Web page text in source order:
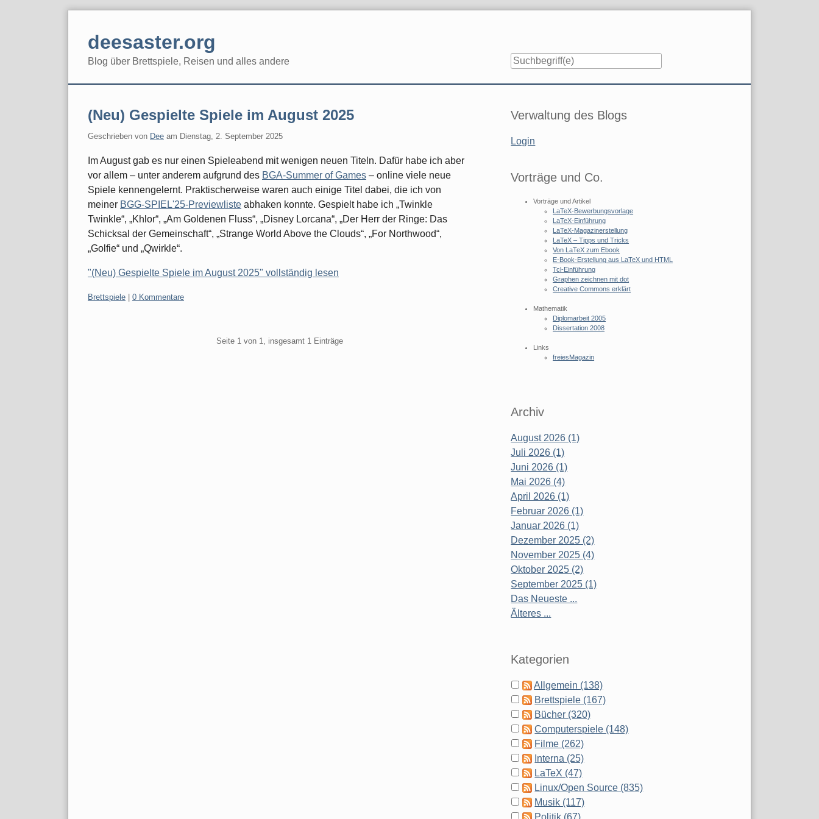
deesaster.org
Blog über Brettspiele, Reisen und alles andere
(Neu) Gespielte Spiele im August 2025
Geschrieben von Dee am Dienstag, 2. September 2025
Im August gab es nur einen Spieleabend mit wenigen neuen Titeln. Dafür habe ich aber
vor allem – unter anderem aufgrund des BGA-Summer of Games – online viele neue
Spiele kennengelernt. Praktischerweise waren auch einige Titel dabei, die ich von
meiner BGG-SPIEL'25-Previewliste abhaken konnte. Gespielt habe ich „Twinkle
Twinkle“, „Khlor“, „Am Goldenen Fluss“, „Disney Lorcana“, „Der Herr der Ringe: Das
Schicksal der Gemeinschaft“, „Strange World Above the Clouds“, „For Northwood“,
„Golfie“ und „Qwirkle“.
"(Neu) Gespielte Spiele im August 2025" vollständig lesen
Kategorien:
Brettspiele | 0 Kommentare
Seite 1 von 1, insgesamt 1 Einträge
Seitenleiste
Verwaltung des Blogs
Login
Vorträge und Co.
Vorträge und Artikel
LaTeX-Bewerbungsvorlage
LaTeX-Einführung
LaTeX-Magazinerstellung
LaTeX – Tipps und Tricks
Von LaTeX zum Ebook
E-Book-Erstellung aus LaTeX und HTML
Tcl-Einführung
Graphen zeichnen mit dot
Creative Commons erklärt
Mathematik
Diplomarbeit 2005
Dissertation 2008
Links
freiesMagazin
Archiv
August 2026 (1)
Juli 2026 (1)
Juni 2026 (1)
Mai 2026 (4)
April 2026 (1)
Februar 2026 (1)
Januar 2026 (1)
Dezember 2025 (2)
November 2025 (4)
Oktober 2025 (2)
September 2025 (1)
Das Neueste ...
Älteres ...
Kategorien
Allgemein (138)
Brettspiele (167)
Bücher (320)
Computerspiele (148)
Filme (262)
Interna (25)
LaTeX (47)
Linux/Open Source (835)
Musik (117)
Politik (67)